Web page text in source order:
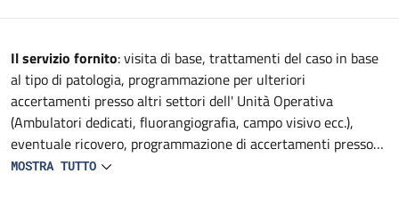
Descrizione
Il servizio fornito: visita di base, trattamenti del caso in base
al tipo di patologia, programmazione per ulteriori
accertamenti presso altri settori dell' Unità Operativa
(Ambulatori dedicati, fluorangiografia, campo visivo ecc.),
eventuale ricovero, programmazione di accertamenti presso
altre strutture del Policlinico (TAC, RMN, consulenze
MOSTRA TUTTO